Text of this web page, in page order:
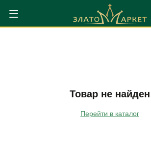
Товар не найден
Перейти в каталог